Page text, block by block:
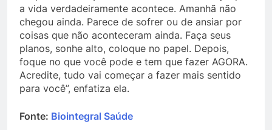
a vida verdadeiramente acontece. Amanhã não
chegou ainda. Parece de sofrer ou de ansiar por
coisas que não aconteceram ainda. Faça seus
planos, sonhe alto, coloque no papel. Depois,
foque no que você pode e tem que fazer AGORA.
Acredite, tudo vai começar a fazer mais sentido
para você”, enfatiza ela.
Fonte: Biointegral Saúde